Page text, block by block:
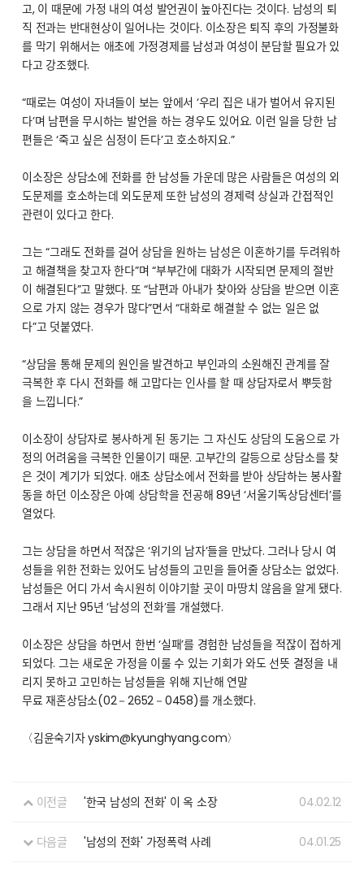
고, 이 때문에 가정 내의 여성 발언권이 높아진다는 것이다. 남성의 퇴
직 전과는 반대현상이 일어나는 것이다. 이소장은 퇴직 후의 가정불화
를 막기 위해서는 애초에 가정경제를 남성과 여성이 분담할 필요가 있
다고 강조했다.
“때로는 여성이 자녀들이 보는 앞에서 ‘우리 집은 내가 벌어서 유지된
다’며 남편을 무시하는 발언을 하는 경우도 있어요. 이런 일을 당한 남
편들은 ‘죽고 싶은 심정이 든다’고 호소하지요.”
이소장은 상담소에 전화를 한 남성들 가운데 많은 사람들은 여성의 외
도문제를 호소하는데 외도문제 또한 남성의 경제력 상실과 간접적인
관련이 있다고 한다.
그는 “그래도 전화를 걸어 상담을 원하는 남성은 이혼하기를 두려워하
고 해결책을 찾고자 한다”며 “부부간에 대화가 시작되면 문제의 절반
이 해결된다”고 말했다. 또 “남편과 아내가 찾아와 상담을 받으면 이혼
으로 가지 않는 경우가 많다”면서 “대화로 해결할 수 없는 일은 없
다”고 덧붙였다.
“상담을 통해 문제의 원인을 발견하고 부인과의 소원해진 관계를 잘
극복한 후 다시 전화를 해 고맙다는 인사를 할 때 상담자로서 뿌듯함
을 느낍니다.”
이소장이 상담자로 봉사하게 된 동기는 그 자신도 상담의 도움으로 가
정의 어려움을 극복한 인물이기 때문. 고부간의 갈등으로 상담소를 찾
은 것이 계기가 되었다. 애초 상담소에서 전화를 받아 상담하는 봉사활
동을 하던 이소장은 아예 상담학을 전공해 89년 ‘서울기독상담센터’를
열었다.
그는 상담을 하면서 적잖은 ‘위기의 남자’들을 만났다. 그러나 당시 여
성들을 위한 전화는 있어도 남성들의 고민을 들어줄 상담소는 없었다.
남성들은 어디 가서 속시원히 이야기할 곳이 마땅치 않음을 알게 됐다.
그래서 지난 95년 ‘남성의 전화’를 개설했다.
이소장은 상담을 하면서 한번 ‘실패’를 경험한 남성들을 적잖이 접하게
되었다. 그는 새로운 가정을 이룰 수 있는 기회가 와도 선뜻 결정을 내
리지 못하고 고민하는 남성들을 위해 지난해 연말
무료 재혼상담소(02－2652－0458)를 개소했다.
〈김윤숙기자 yskim@kyunghyang.com〉
이전글 '한국 남성의 전화' 이 옥 소장 04.02.12
다음글 '남성의 전화' 가정폭력 사례 04.01.25